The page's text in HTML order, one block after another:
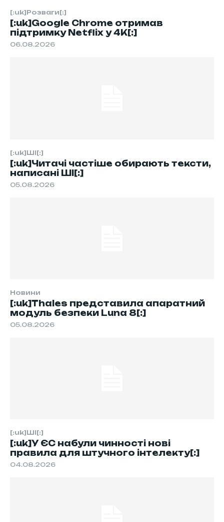
[:uk]Розваги[:]
[:uk]Google Chrome отримав
підтримку Netflix у 4K[:]
06.08.2026
[:uk]ШІ[:]
[:uk]Читачі частіше обирають тексти,
написані ШІ[:]
05.08.2026
Новини
[:uk]Thales представила апаратний
модуль безпеки Luna 8[:]
05.08.2026
[:uk]ШІ[:]
[:uk]У ЄС набули чинності нові
правила для штучного інтелекту[:]
04.08.2026